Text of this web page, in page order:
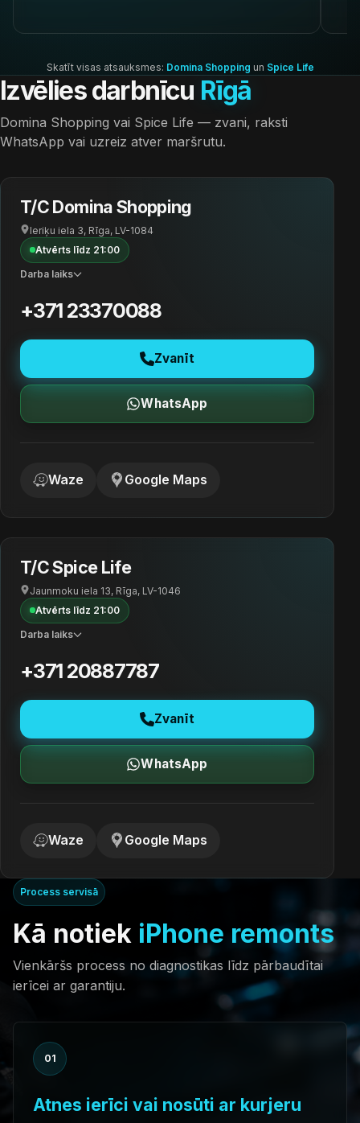
Skatīt visas atsauksmes: Domina Shopping un Spice Life
Izvēlies darbnīcu Rīgā
Domina Shopping vai Spice Life — zvani, raksti
WhatsApp vai uzreiz atver maršrutu.
T/C Domina Shopping
Ieriķu iela 3, Rīga, LV-1084
Atvērts līdz 21:00
Darba laiks
+371 23370088
Zvanīt
WhatsApp
Waze Google Maps
T/C Spice Life
Jaunmoku iela 13, Rīga, LV-1046
Atvērts līdz 21:00
Darba laiks
+371 20887787
Zvanīt
WhatsApp
Waze Google Maps
Process servisā
Kā notiek iPhone remonts
Vienkāršs process no diagnostikas līdz pārbaudītai
ierīcei ar garantiju.
01
Atnes ierīci vai nosūti ar kurjeru